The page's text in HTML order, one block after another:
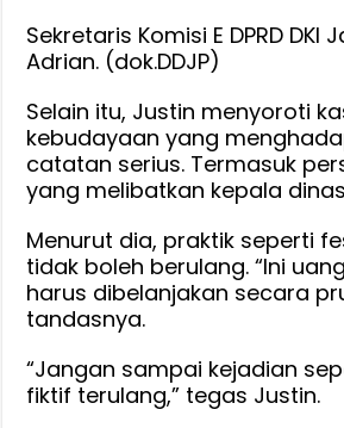
Sekretaris Komisi E DPRD DKI
Adrian. (dok.DDJP)
Selain itu, Justin menyoroti
kebudayaan yang
catatan serius. Termasuk
yang melibatkan kepala
Menurut dia, praktik seperti
tidak boleh berulang. “Ini
harus dibelanjakan secara
tandasnya.
“Jangan sampai kejadian
fiktif terulang,” tegas Justin.